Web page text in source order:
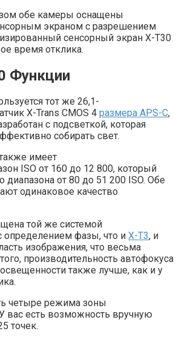
обе камеры оснащены
экраном с разрешением
сенсорный экран X-T30
время отклика.
Функции
тот же 26,1-
X-Trans CMOS 4 размера APS-C,
с подсветкой, которая
собирать свет.
имеет
ISO от 160 до 12 800, который
диапазона от 80 до 51 200 ISO. Обе
одинаковое качество
той же системой
определением фазы, что и X-T3, и
изображения, что весьма
производительность автофокуса
также лучше, как и у
четыре режима зоны
вас есть возможность вручную
точек.